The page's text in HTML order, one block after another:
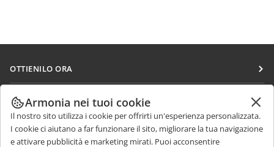
OTTIENILO ORA
Docs
DocSpace
Workspace
COLLABORA
Per i contributori
Per i traduttori
RICEVI NOTIZIE
Armonia nei tuoi cookie
Il nostro sito utilizza i cookie per offrirti un'esperienza personalizzata.
I cookie ci aiutano a far funzionare il sito, migliorare la tua navigazione
e attivare pubblicità e marketing mirati. Puoi acconsentire